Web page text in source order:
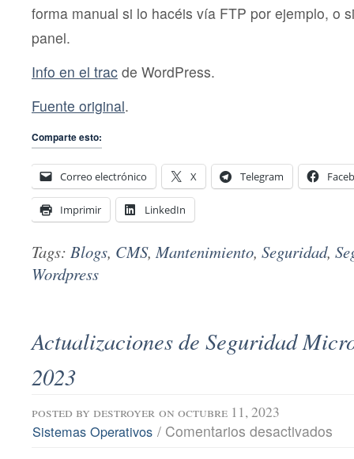
forma manual si lo hacéis vía FTP por ejemplo, o
panel.
Info en el trac de WordPress.
Fuente original.
Comparte esto:
Correo electrónico X Telegram
Imprimir LinkedIn
Tags: Blogs, CMS,Mantenimiento, Seguridad,
Wordpress
Actualizaciones de Seguridad
2023
posted by destroyer on octubre 11, 2023
Sistemas Operativos / Comentarios desactivados